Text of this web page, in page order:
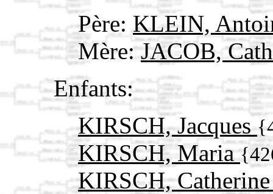
Père: KLEIN,
Mère:JACOB,
Enfants:
KIRSCH, Jacques
KIRSCH, Maria
KIRSCH,